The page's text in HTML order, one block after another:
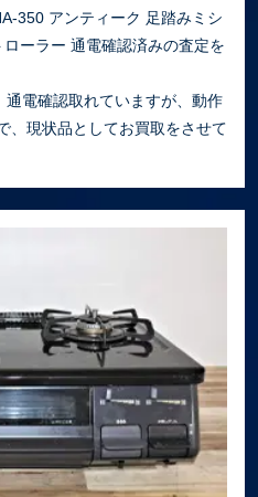
350 アンティーク 足踏みミシ
ーラー 通電確認済みの査定を
電確認取れていますが、動作
、現状品としてお買取をさせて